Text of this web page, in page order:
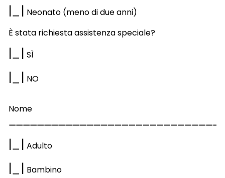
| | Neonato (meno di due anni)
È stata richiesta assistenza speciale?
| | SÌ
| | NO
Nome
| | Adulto
| | Bambino